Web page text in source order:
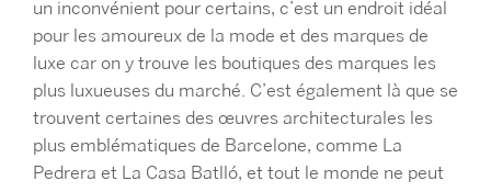
un inconvénient pour certains, c’est un endroit idéal
pour les amoureux de la mode et des marques de
luxe car on y trouve les boutiques des marques les
plus luxueuses du marché. C’est également là que se
trouvent certaines des œuvres architecturales les
plus emblématiques de Barcelone, comme La
Pedrera et La Casa Batlló, et tout le monde ne peut